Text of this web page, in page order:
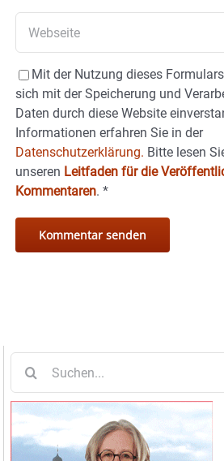
Mit der Nutzung dieses
sich mit der Speicherung und
Daten durch diese Website
Informationen erfahren Sie in der
Datenschutzerklärung. Bitte lesen
unseren Leitfaden für die
Kommentaren. *
nach: